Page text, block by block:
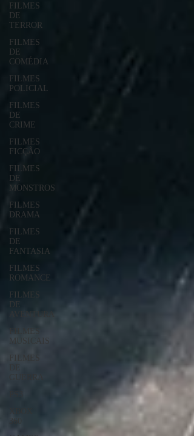
FILMES
DE
TERROR
FILMES
DE
COMÉDIA
FILMES
POLICIAL
FILMES
DE
CRIME
FILMES
FICÇÃO
FILMES
DE
MONSTROS
FILMES
DRAMA
FILMES
DE
FANTASIA
FILMES
ROMANCE
FILMES
DE
MUSICAIS